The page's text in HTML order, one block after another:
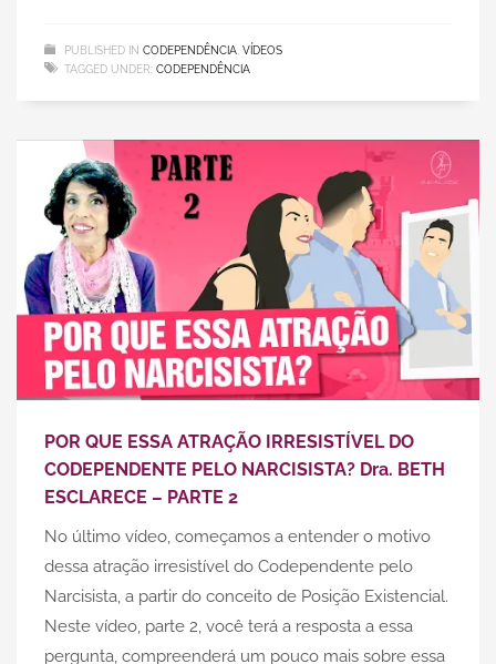
PUBLISHED IN CODEPENDÊNCIA VÍDEOS
TAGGED UNDER: CODEPENDÊNCIA
POR QUE ESSA ATRAÇÃO IRRESISTÍVEL DO
CODEPENDENTE PELO NARCISISTA? Dra. BETH
ESCLARECE – PARTE 2
No último vídeo, começamos a entender o motivo
dessa atração irresistível do Codependente pelo
Narcisista, a partir do conceito de Posição Existencial.
Neste vídeo, parte 2, você terá a resposta a essa
pergunta, compreenderá um pouco mais sobre essa